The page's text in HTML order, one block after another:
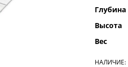
Глубина
Высота
Вес
НАЛИЧИЕ: